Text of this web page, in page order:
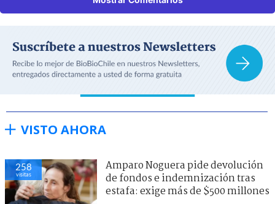
VISTO AHORA
258
visitas
Amparo Noguera pide devolución
de fondos e indemnización tras
estafa: exige más de $500 millones